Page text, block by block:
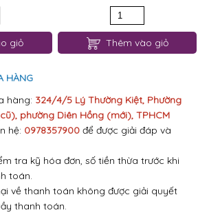
giỏ Thêm vào giỏ
HÀNG
hàng: 324/4/5 Lý Thường Kiệt, Phường
phường Diên Hồng (mới), TPHCM
hệ: 0978357900để được giải đáp và
tra kỹ hóa đơn, số tiền thừa trước khi
toán.
về thanh toán không được giải quyết
thanh toán.